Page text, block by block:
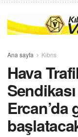
Ana sayfa Kıbrıs
Hava
Ercan’da